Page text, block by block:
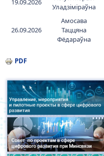
19.09.2026
Уладзіміраўна
26.09.2026
Амосава
Таццяна
Фёдараўна
PDF